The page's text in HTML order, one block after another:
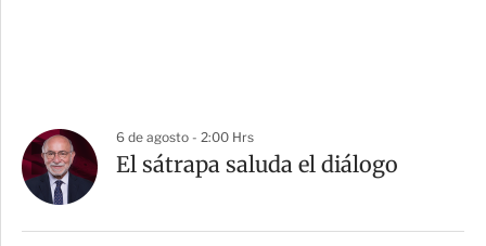
6 de agosto - 2:00 Hrs
El sátrapa saluda el diálogo